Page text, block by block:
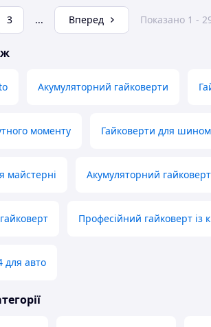
3 ... Вперед Показано 1 -
Акумуляторний гайковерти
моменту Гайковерти для
майстерні Акумуляторний
Професійний гайковерт із
для авто